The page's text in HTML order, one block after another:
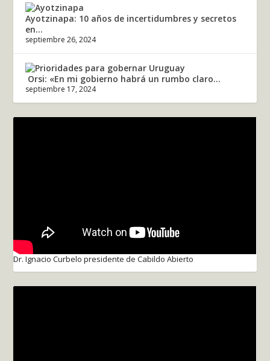
Ayotzinapa: 10 años de incertidumbres y secretos
en...
septiembre 26, 2024
Orsi: «En mi gobierno habrá un rumbo claro...
septiembre 17, 2024
Dr. Ignacio Curbelo presidente de Cabildo Abierto